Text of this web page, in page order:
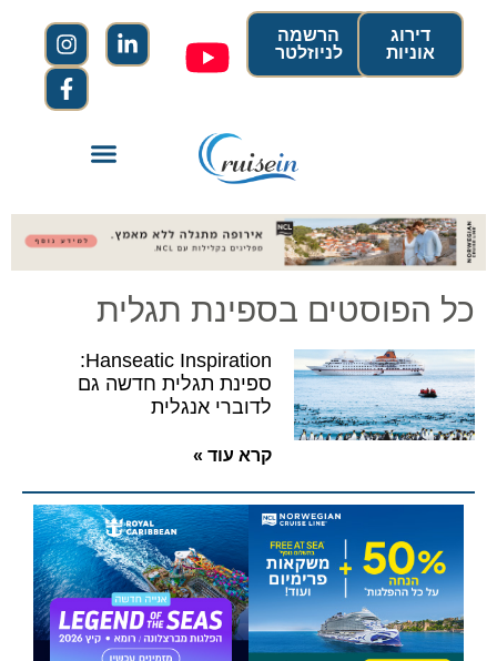
הרשמה
לניוזלטר
דירוג
אוניות
כל הפוסטים בספינת תגלית
Hanseatic Inspiration:
ספינת תגלית חדשה גם
לדוברי אנגלית
קרא עוד »